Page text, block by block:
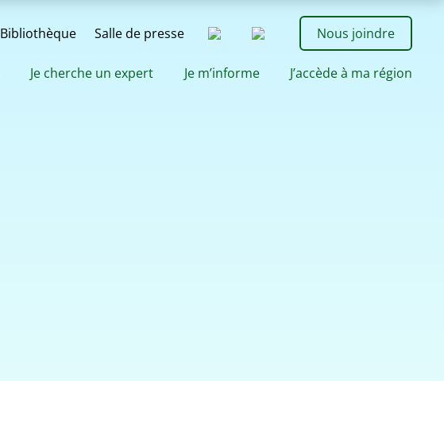
Bibliothèque Salle de presse Nous joindre
Je cherche un expert Je m’informe J’accède à ma région